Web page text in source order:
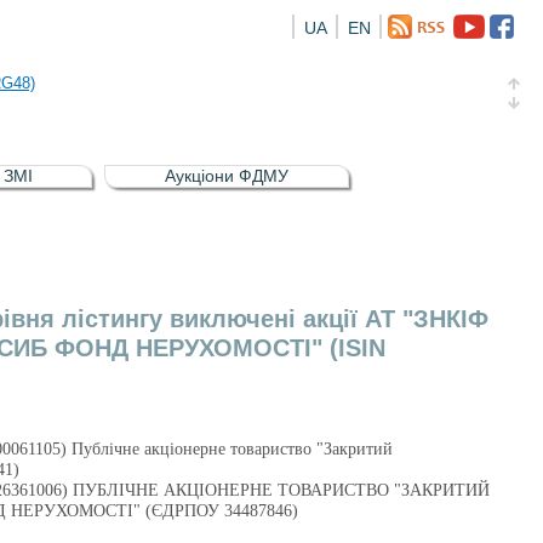
EN
UA
відсоткова електронна іменна (ISIN UA5000016726)
(ISIN UA4000232607)
відсоткова електронна іменна (ISIN UA5000016726)
ЗМІ Аукціони ФДМУ
лістингу виключені акції АТ "ЗНКІФ
ФОНД НЕРУХОМОСТІ" (ISIN
Публічне акціонерне товариство "Закритий
ПУБЛІЧНЕ АКЦІОНЕРНЕ ТОВАРИСТВО "ЗАКРИТИЙ
(ЄДРПОУ 34487846)